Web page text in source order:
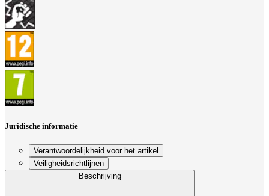
Juridische informatie
Verantwoordelijkheid voor het artikel
Veiligheidsrichtlijnen
Beschrijving